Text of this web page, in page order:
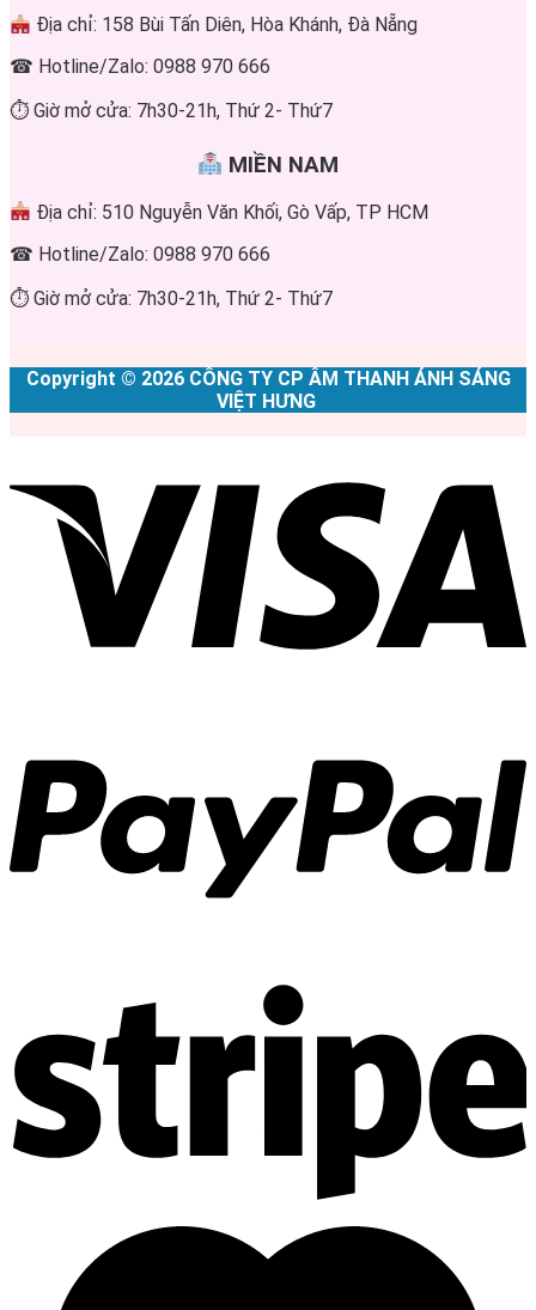
Địa chỉ: 158 Bùi Tấn Diên, Hòa Khánh, Đà Nẵng
☎ Hotline/Zalo: 0988 970 666
⏱ Giờ mở cửa: 7h30-21h, Thứ 2- Thứ7
MIỀN NAM
Địa chỉ: 510 Nguyễn Văn Khối, Gò Vấp, TP HCM
☎ Hotline/Zalo: 0988 970 666
⏱ Giờ mở cửa: 7h30-21h, Thứ 2- Thứ7
Copyright © 2026 CÔNG TY CP ÂM THANH ÁNH SÁNG
VIỆT HƯNG